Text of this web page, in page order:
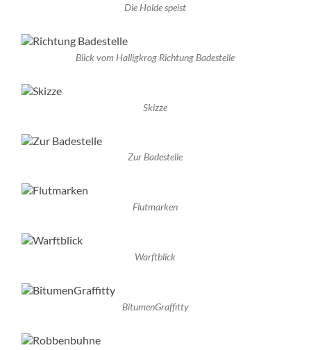
Die Holde speist
Blick vom Halligkrog Richtung Badestelle
Skizze
Zur Badestelle
Flutmarken
Warftblick
BitumenGraffitty